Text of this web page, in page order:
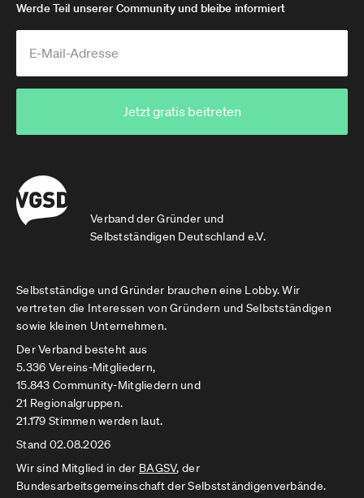
Verband der Gründer und
Selbstständigen Deutschland e.V.
Werde Teil unserer Community und bleibe informiert
Jetzt gratis beitreten
Selbstständige und Gründer brauchen eine Lobby. Wir
vertreten die Interessen von Gründern und Selbstständigen
sowie kleinen Unternehmen.
Der Verband besteht aus
5.336 Vereins-Mitgliedern,
15.843 Community-Mitgliedern und
21 Regionalgruppen.
21.179 Stimmen werden laut.
Stand 02.08.2026
Wir sind Mitglied in der BAGSV, der
Bundesarbeitsgemeinschaft der Selbstständigenverbände.